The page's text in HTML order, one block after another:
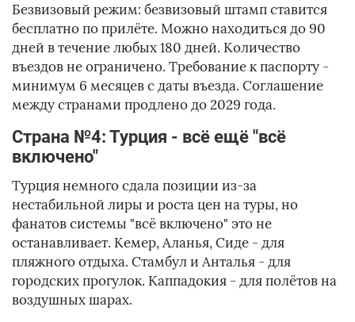
Безвизовый режим: безвизовый штамп ставится
бесплатно по прилёте. Можно находиться до 90
дней в течение любых 180 дней. Количество
въездов не ограничено. Требование к паспорту -
минимум 6 месяцев с даты въезда. Соглашение
между странами продлено до 2029 года.
Страна №4: Турция - всё ещё "всё
включено"
Турция немного сдала позиции из-за
нестабильной лиры и роста цен на туры, но
фанатов системы "всё включено" это не
останавливает. Кемер, Аланья, Сиде - для
пляжного отдыха. Стамбул и Анталья - для
городских прогулок. Каппадокия - для полётов на
воздушных шарах.